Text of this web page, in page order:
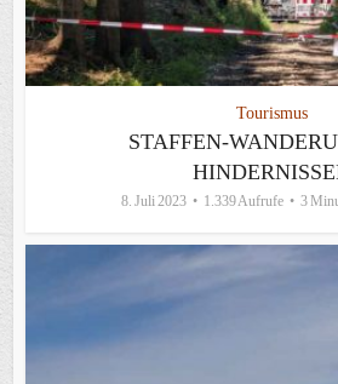
Tourismus
STAFFEN-
8. Juli 2023 1.339 Aufrufe 3